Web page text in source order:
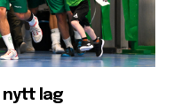
nytt lag